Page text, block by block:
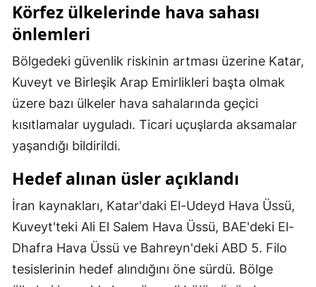
Kahramanmaraş
Muğla
Nevşehir
Ordu
Rize
Samsun
Körfez ülkelerinde hava sahası
önlemleri
Bölgedeki güvenlik riskinin artması üzerine Katar,
Kuveyt ve Birleşik Arap Emirlikleri başta olmak
üzere bazı ülkeler hava sahalarında geçici
kısıtlamalar uyguladı. Ticari uçuşlarda aksamalar
yaşandığı bildirildi.
Hedef alınan üsler açıklandı
İran kaynakları, Katar'daki El-Udeyd Hava Üssü,
Kuveyt'teki Ali El Salem Hava Üssü, BAE'deki El-
Dhafra Hava Üssü ve Bahreyn'deki ABD 5. Filo
tesislerinin hedef alındığını öne sürdü. Bölge